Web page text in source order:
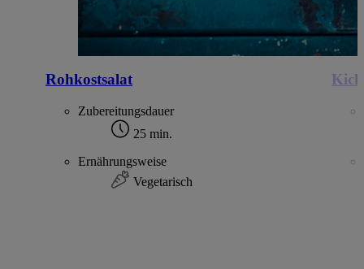
Rohkostsalat
Zubereitungsdauer
25 min.
Ernährungsweise
Vegetarisch